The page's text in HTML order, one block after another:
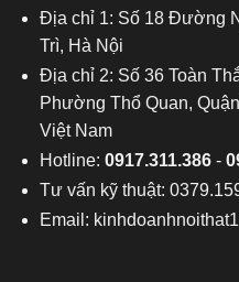
Địa chỉ 1: Số 18 Đường
Trì, Hà Nội
Địa chỉ 2: Số 36 Toàn
Phường Thổ Quan,
Việt Nam
Hotline: 0917.311.386-
Tư vấn kỹ thuật:
Email: